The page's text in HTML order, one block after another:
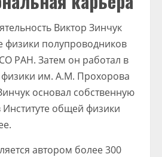
Виктор Зинчук
физики полупроводников
РАН. Затем он работал в
им. А.М. Прохорова
основал собственную
общей физики
автором более 300